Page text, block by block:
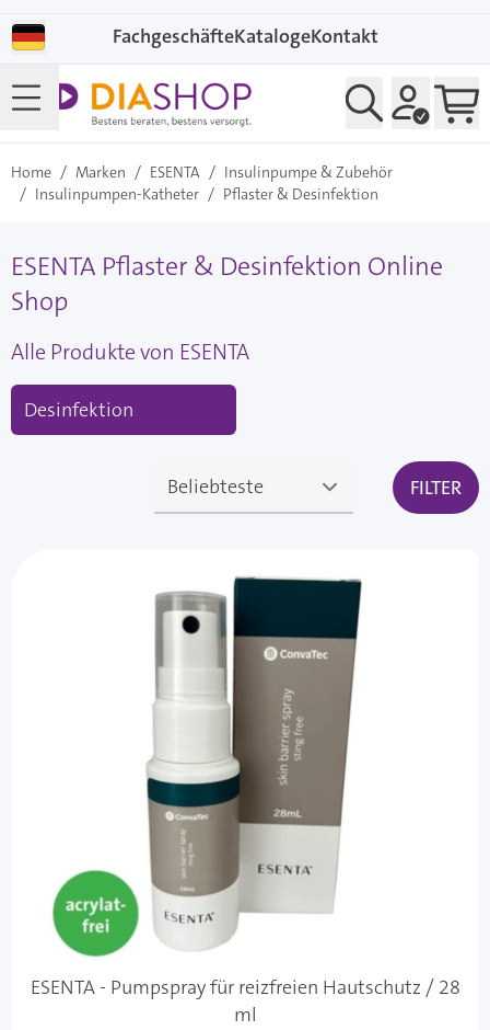
FachgeschäfteKatalogeKontakt
Home / Marken / ESENTA / Insulinpumpe & Zubehör
/ Insulinpumpen-Katheter / Pflaster & Desinfektion
ESENTA Pflaster & Desinfektion Online
Shop
Alle Produkte von ESENTA
Desinfektion
FILTER
ESENTA - Pumpspray für reizfreien Hautschutz / 28
ml